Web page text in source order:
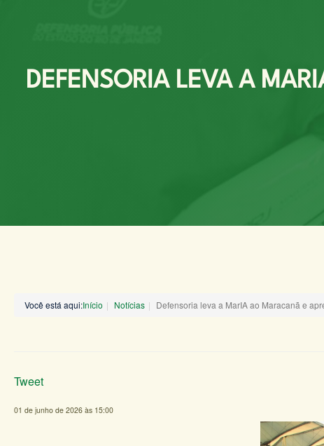
DEFENSORIA LEVA A
Você está aqui:Início Notícias Defensoria leva a MarIA ao Maracanã e
Tweet
01 de junho de 2026 às 15:00